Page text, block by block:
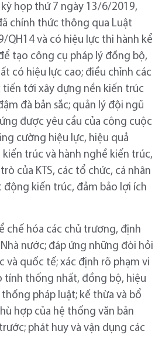
kỳ họp thứ 7 ngày 13/6/2019,
chính thức thông qua Luật
QH14 và có hiệu lực thi hành kể
tạo công cụ pháp lý đồng bộ,
có hiệu lực cao; điều chỉnh các
tới xây dựng nền kiến trúc
đà bản sắc; quản lý đội ngũ
được yêu cầu của công cuộc
cường hiệu lực, hiệu quả
trúc và hành nghề kiến trúc,
của KTS, các tổ chức, cá nhân
kiến trúc, đảm bảo lợi ích
chế hóa các chủ trương, định
nước; đáp ứng những đòi hỏi
và quốc tế; xác định rõ phạm vi
tính thống nhất, đồng bộ, hiệu
pháp luật; kế thừa và bổ
hợp của hệ thống văn bản
phát huy và vận dụng các